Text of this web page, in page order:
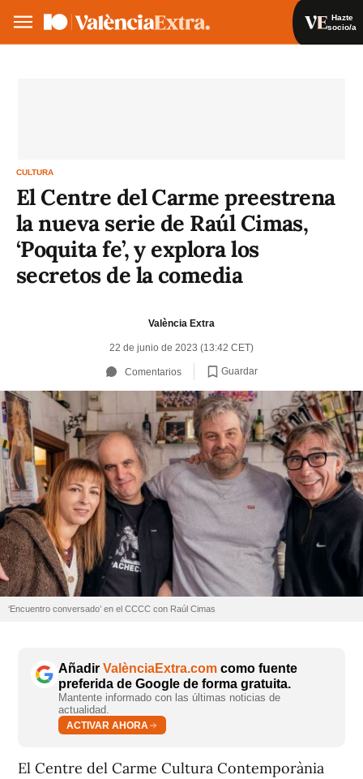
Hazte
socio/a
CULTURA
El Centre del Carme preestrena
la nueva serie de Raúl Cimas,
‘Poquita fe’, y explora los
secretos de la comedia
València Extra
22 de junio de 2023 (13:42 CET)
Comentarios Guardar
‘Encuentro conversado’ en el CCCC con Raúl Cimas
Añadir ValènciaExtra.com como fuente
preferida de Google de forma gratuita.
Mantente informado con las últimas noticias de
actualidad.
ACTIVAR AHORA
El Centre del Carme Cultura Contemporània